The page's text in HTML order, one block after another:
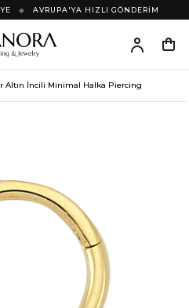
◆ AVRUPA'YA HIZLI GÖNDERİM
Altın İncili Minimal Halka Piercing